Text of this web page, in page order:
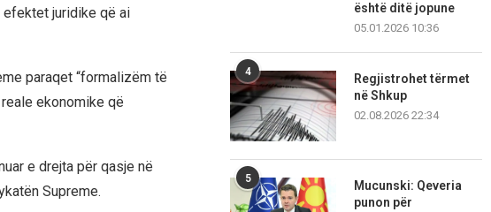
juridike që ai
paraqet “formalizëm të
ekonomike që
e drejta për qasje në
Supreme.
është ditë jopune
05.01.2026 10:36
4
Regjistrohet tërmet
në Shkup
02.08.2026 22:34
5
Mucunski: Qeveria
punon për